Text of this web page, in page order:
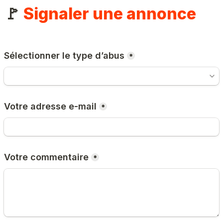
🚩 Signaler une annonce
Sélectionner le type d’abus *
Votre adresse e-mail *
Votre commentaire *